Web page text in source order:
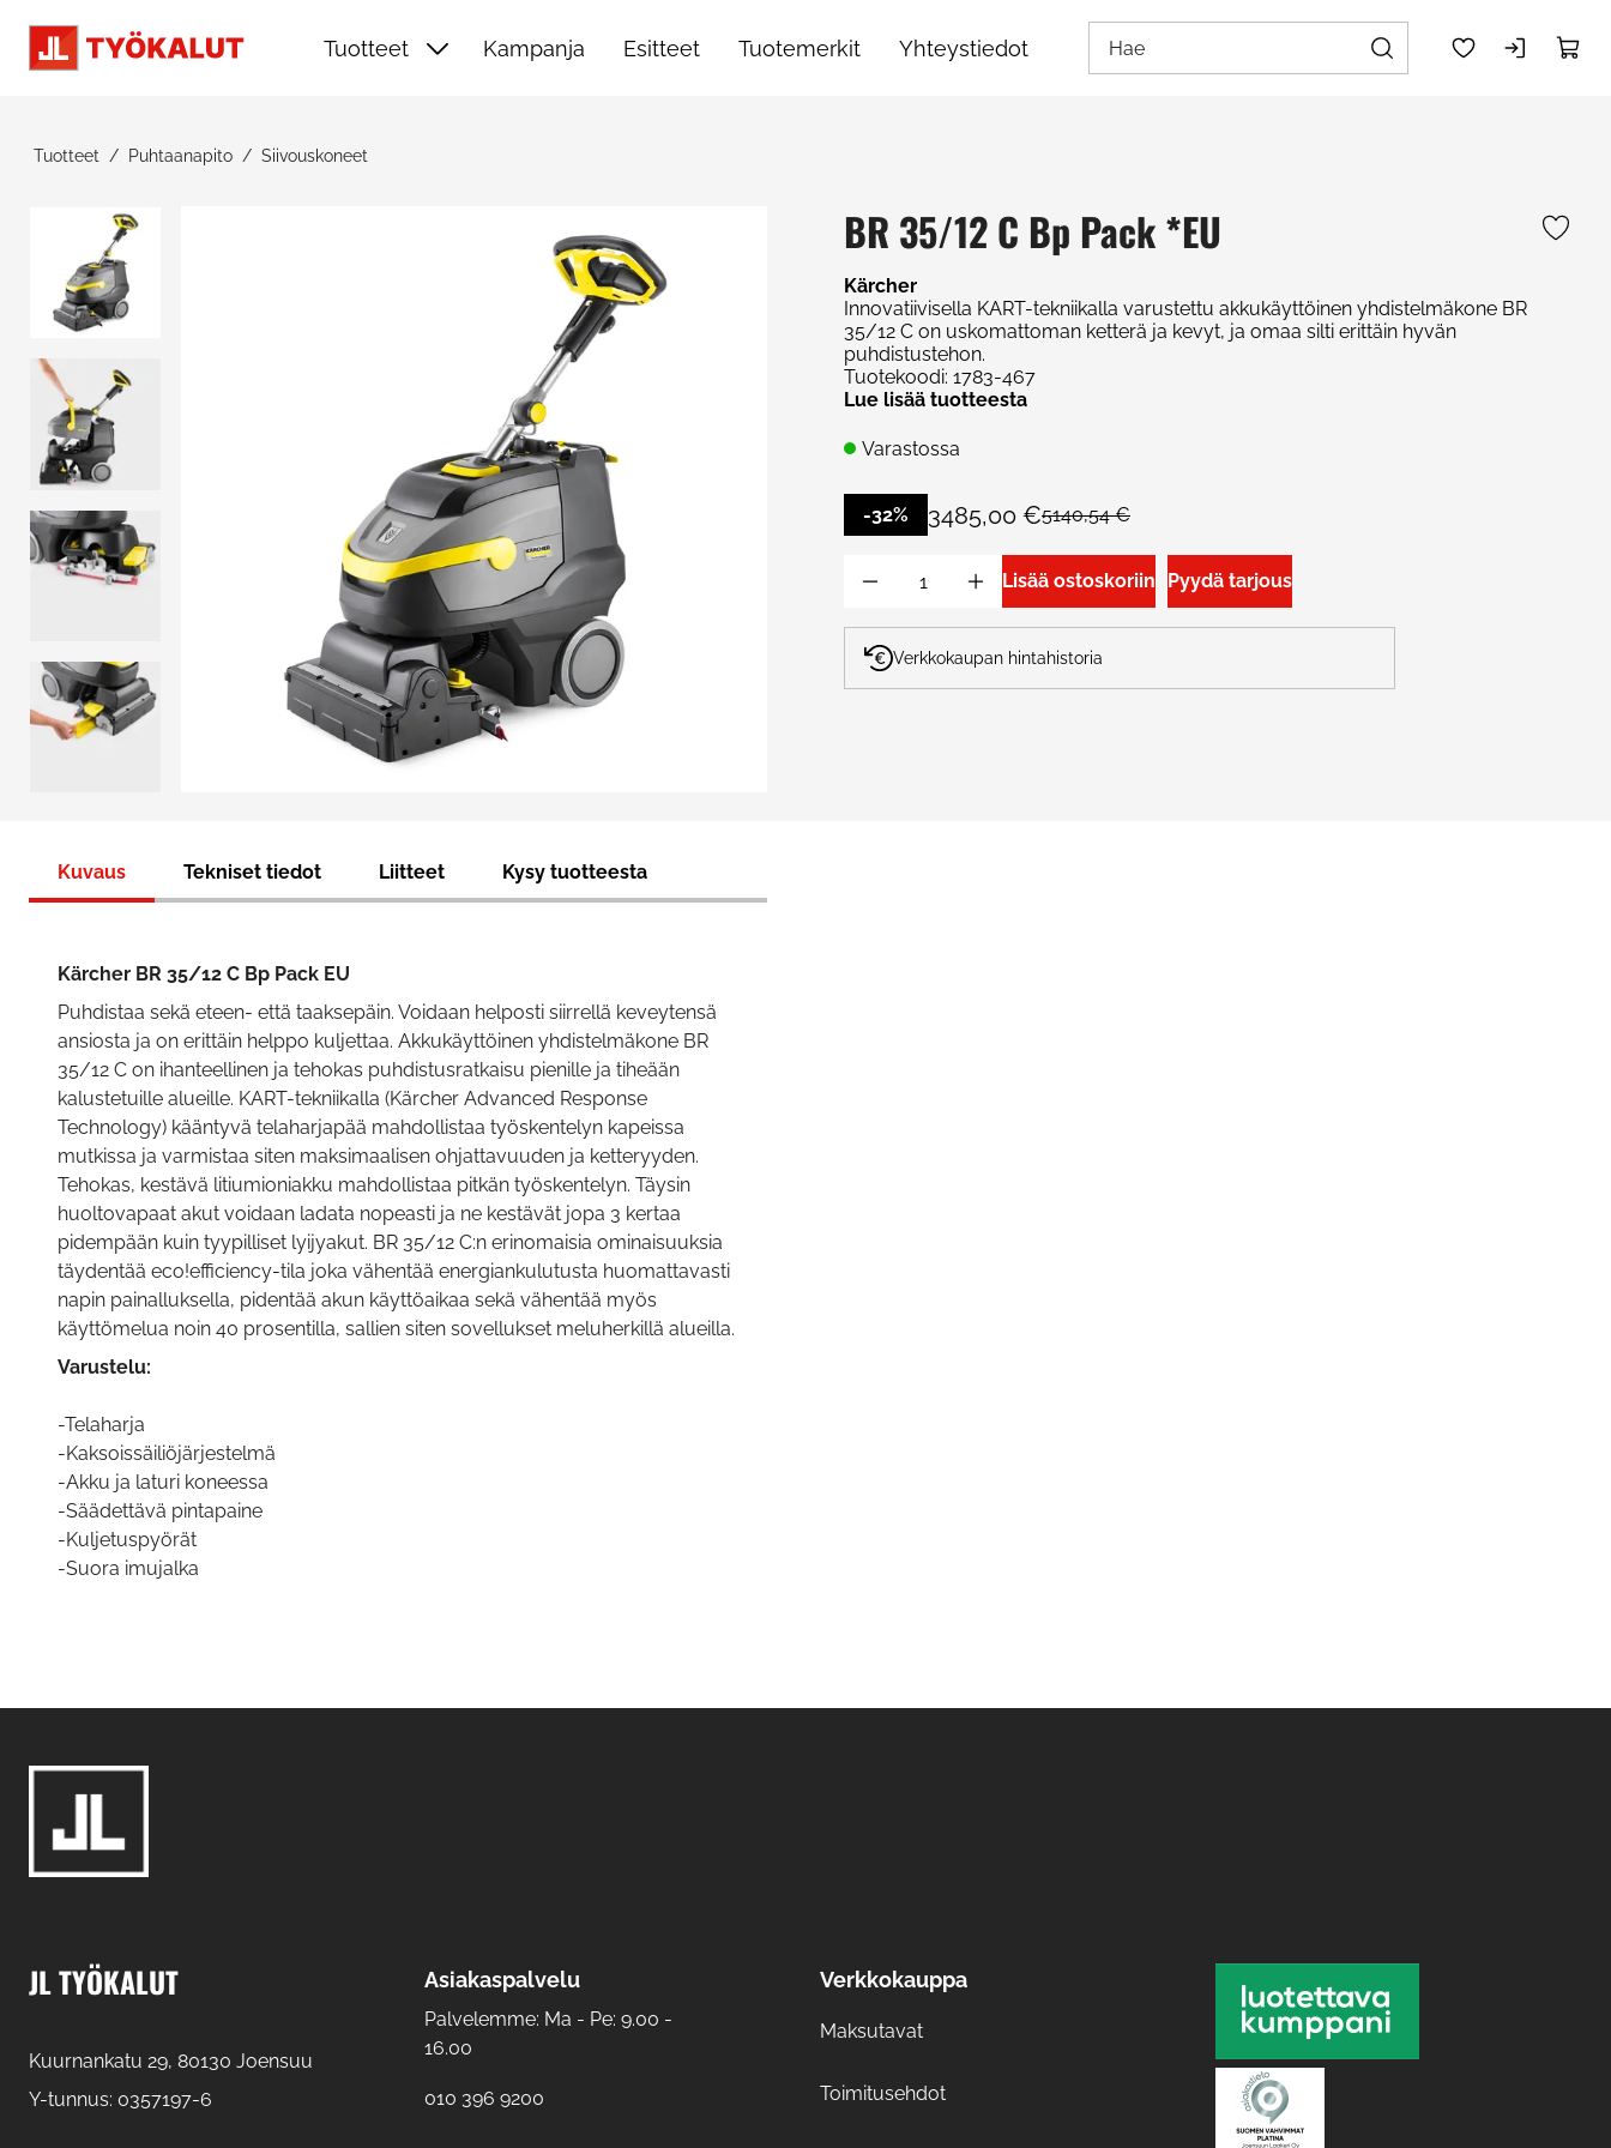
Tuotteet
Kampanja Esitteet Tuotemerkit Yhteystiedot
Tuotteet Puhtaanapito Siivouskoneet
BR 35/12 C Bp Pack *EU
Ohita kuvat
Kärcher
Innovatiivisella KART-tekniikalla varustettu akkukäyttöinen yhdistelmäkone BR
35/12 C on uskomattoman ketterä ja kevyt, ja omaa silti erittäin hyvän
puhdistustehon.
Tuotekoodi: 1783-467
Lue lisää tuotteesta
Varastossa
-32% 3485,00 €5140,54 €
Lisää ostoskoriin Pyydä tarjous
Verkkokaupan hintahistoria
Kuvaus Tekniset tiedot Liitteet Kysy tuotteesta
Kärcher BR 35/12 C Bp Pack EU
Puhdistaa sekä eteen- että taaksepäin. Voidaan helposti siirrellä keveytensä
ansiosta ja on erittäin helppo kuljettaa. Akkukäyttöinen yhdistelmäkone BR
35/12 C on ihanteellinen ja tehokas puhdistusratkaisu pienille ja tiheään
kalustetuille alueille. KART-tekniikalla (Kärcher Advanced Response
Technology) kääntyvä telaharjapää mahdollistaa työskentelyn kapeissa
mutkissa ja varmistaa siten maksimaalisen ohjattavuuden ja ketteryyden.
Tehokas, kestävä litiumioniakku mahdollistaa pitkän työskentelyn. Täysin
huoltovapaat akut voidaan ladata nopeasti ja ne kestävät jopa 3 kertaa
pidempään kuin tyypilliset lyijyakut. BR 35/12 C:n erinomaisia ​​ominaisuuksia
täydentää eco!efficiency-tila joka vähentää energiankulutusta huomattavasti
napin painalluksella, pidentää akun käyttöaikaa sekä vähentää myös
käyttömelua noin 40 prosentilla, sallien siten sovellukset meluherkillä alueilla.
Varustelu:
-Telaharja
-Kaksoissäiliöjärjestelmä
-Akku ja laturi koneessa
-Säädettävä pintapaine
-Kuljetuspyörät
-Suora imujalka
JL TYÖKALUT
Kuurnankatu 29, 80130 Joensuu
Y-tunnus: 0357197-6
Asiakaspalvelu
Palvelemme: Ma - Pe: 9.00 -
16.00
010 396 9200
Verkkokauppa
Maksutavat
Toimitusehdot